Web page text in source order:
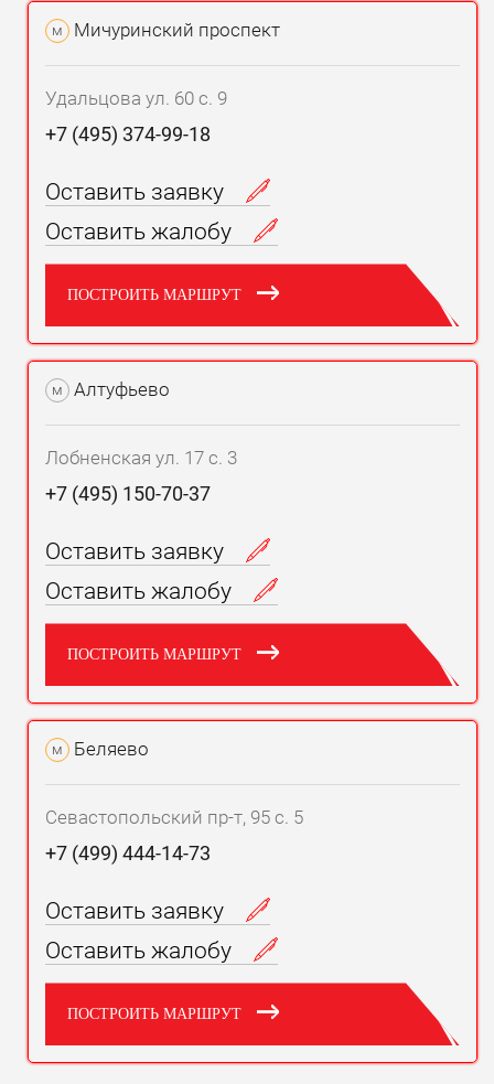
м Мичуринский проспект
Удальцова ул. 60 с. 9
+7 (495) 374-99-18
Оставить заявку
Оставить жалобу
ПОСТРОИТЬ МАРШРУТ
м Алтуфьево
Лобненская ул. 17 с. 3
+7 (495) 150-70-37
Оставить заявку
Оставить жалобу
ПОСТРОИТЬ МАРШРУТ
м Беляево
Севастопольский пр-т, 95 с. 5
+7 (499) 444-14-73
Оставить заявку
Оставить жалобу
ПОСТРОИТЬ МАРШРУТ